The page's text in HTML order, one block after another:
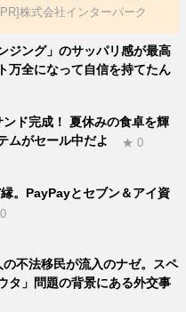
株式会社インターパーク
ジング」のサッパリ感が最高
万全になって自信を持てたん
ド完成！ 夏休みの食卓を輝
ムがセール中だよ
★ 0
。PayPayとセブン＆アイ資
不法移民が流入のナゼ。スペ
タ」問題の背景にある外交事